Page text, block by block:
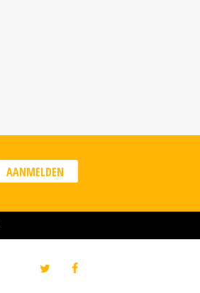
AANMELDEN